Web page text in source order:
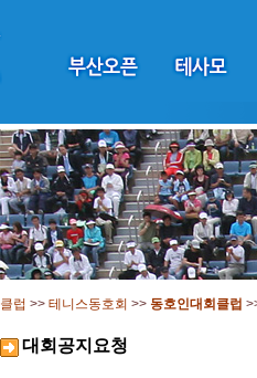
클럽 >> 테니스동호회 >> 동호인대회클럽
대회공지요청